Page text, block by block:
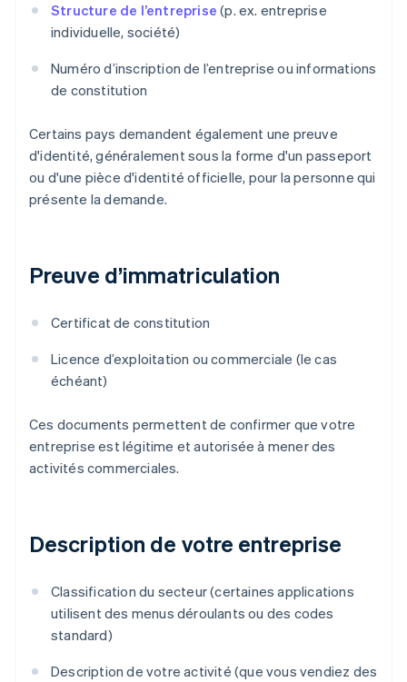
Structure de l’entreprise (p. ex. entreprise
individuelle, société)
Numéro d’inscription de l’entreprise ou informations
de constitution
Certains pays demandent également une preuve
d'identité, généralement sous la forme d'un passeport
ou d'une pièce d'identité officielle, pour la personne qui
présente la demande.
Preuve d’immatriculation
Certificat de constitution
Licence d’exploitation ou commerciale (le cas
échéant)
Ces documents permettent de confirmer que votre
entreprise est légitime et autorisée à mener des
activités commerciales.
Description de votre entreprise
Classification du secteur (certaines applications
utilisent des menus déroulants ou des codes
standard)
Description de votre activité (que vous vendiez des